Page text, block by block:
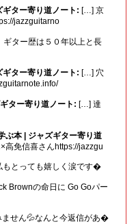
ター寄り道ノート: […] 京
jazzguitarno
ギター歴は５０年以上と長
ター寄り道ノート: […] 穴
ター寄り道ノート: […] 達
ぶ本 | ジャズギター寄り道
免信喜さんhttps://jazzgu
もとっても嬉しく涙です�
Brownの命日に Go Goパー
ません💦なんと今返信があ�